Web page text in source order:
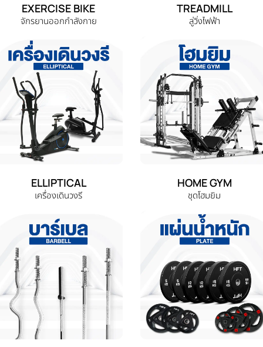
EXERCISE BIKE
จักรยานออกกำลังกาย
TREADMILL
ลู่วิ่งไฟฟ้า
ELLIPTICAL
เครื่องเดินวงรี
HOME GYM
ชุดโฮมยิม